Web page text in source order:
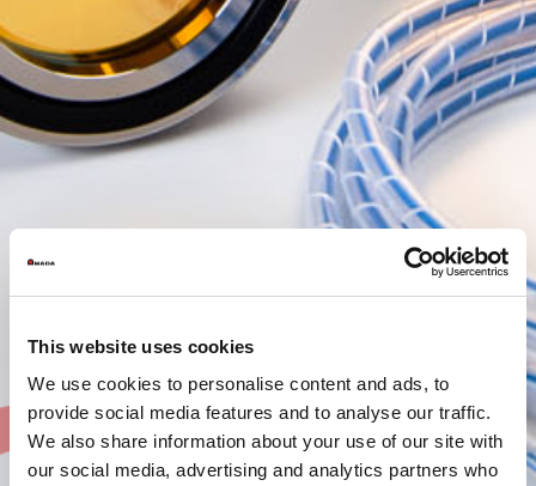
This website uses cookies
We use cookies to personalise content and ads, to
provide social media features and to analyse our traffic.
We also share information about your use of our site with
our social media, advertising and analytics partners who